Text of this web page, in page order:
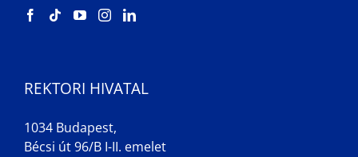
REKTORI HIVATAL
1034 Budapest,
Bécsi út 96/B I-II. emelet